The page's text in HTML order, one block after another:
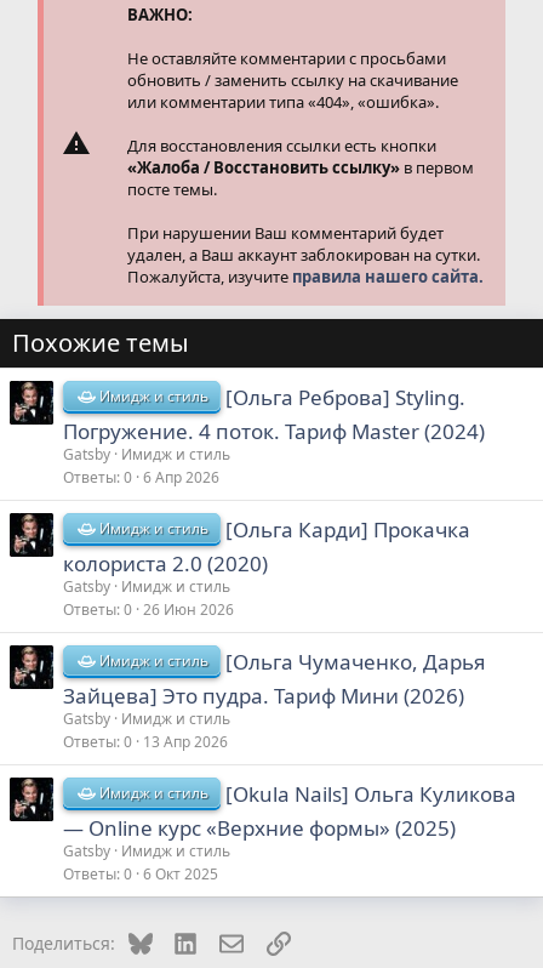
ВАЖНО:
Не оставляйте комментарии с просьбами
обновить / заменить ссылку на скачивание
или комментарии типа «404», «ошибка».
Для восстановления ссылки есть кнопки
«Жалоба / Восстановить ссылку» в первом
посте темы.
При нарушении Ваш комментарий будет
удален, а Ваш аккаунт заблокирован на сутки.
Пожалуйста, изучите правила нашего сайта.
Похожие темы
Имидж и стиль
[Ольга Реброва] Styling.
Погружение. 4 поток. Тариф Master (2024)
Gatsby Имидж и стиль
Ответы 0 6 Апр 2026
Имидж и стиль
[Ольга Карди] Прокачка
колориста 2.0 (2020)
Gatsby Имидж и стиль
Ответы 0 26 Июн 2026
Имидж и стиль
[Ольга Чумаченко, Дарья
Зайцева] Это пудра. Тариф Мини (2026)
Gatsby Имидж и стиль
Ответы 0 13 Апр 2026
Имидж и стиль
[Okula Nails] Ольга Куликова
― Online курс «Верхние формы» (2025)
Gatsby Имидж и стиль
Ответы 0 6 Окт 2025
Поделиться: Bluesky LinkedInЭлектронная почта
Ссылка